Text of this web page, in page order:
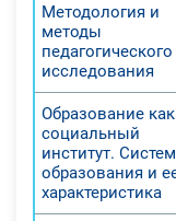
Методология и
методы
педагогического
исследования
Образование как
социальный
институт.
образования и
характеристика